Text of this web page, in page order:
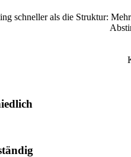
schneller als die Struktur: